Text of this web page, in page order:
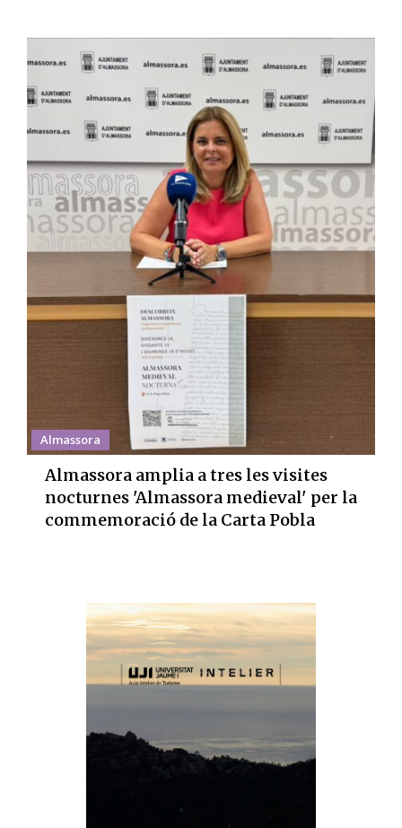
Almassora
Almassora amplia a tres les visites
nocturnes 'Almassora medieval' per la
commemoració de la Carta Pobla